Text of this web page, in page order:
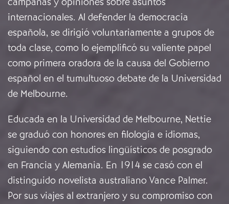
internacionales. Al defender la democracia
española, se dirigió voluntariamente a grupos de
toda clase, como lo ejemplificó su valiente papel
como primera oradora de la causa del Gobierno
español en el tumultuoso debate de la Universidad
de Melbourne.
Educada en la Universidad de Melbourne, Nettie
se graduó con honores en filología e idiomas,
siguiendo con estudios lingüísticos de posgrado
en Francia y Alemania. En 1914 se casó con el
distinguido novelista australiano Vance Palmer.
Por sus viajes al extranjero y su compromiso con